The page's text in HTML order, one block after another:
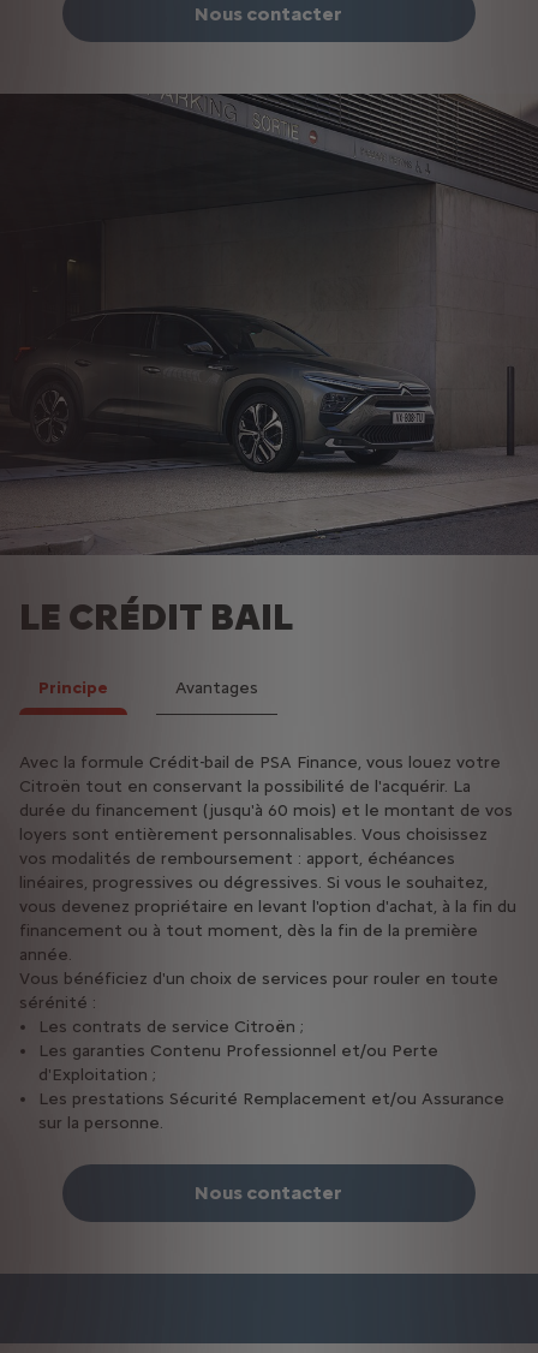
Nous contacter
LE CRÉDIT BAIL
Avec la formule Crédit-bail de PSA Finance, vous louez votre
Citroën tout en conservant la possibilité de l'acquérir. La
durée du financement (jusqu'à 60 mois) et le montant de vos
loyers sont entièrement personnalisables. Vous choisissez
vos modalités de remboursement : apport, échéances
linéaires, progressives ou dégressives. Si vous le souhaitez,
vous devenez propriétaire en levant l'option d'achat, à la fin du
financement ou à tout moment, dès la fin de la première
année.
Vous bénéficiez d'un choix de services pour rouler en toute
sérénité :
Les contrats de service Citroën ;
Les garanties Contenu Professionnel et/ou Perte
d'Exploitation ;
Les prestations Sécurité Remplacement et/ou Assurance
sur la personne.
Pas d'immobilisation de capitaux
Economie d'impôt en imputant vos loyers en charges
déductibles
TVA récupérable sur les loyers des véhicules utilitaires si
votre entreprise y est assujettie.
Principe Avantages
Nous contacter